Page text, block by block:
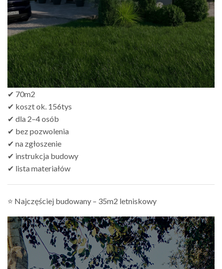
✔ 70m2
✔ koszt ok. 156tys
✔ dla 2–4 osób
✔ bez pozwolenia
✔ na zgłoszenie
✔ instrukcja budowy
✔ lista materiałów
⭐ Najczęściej budowany – 35m2 letniskowy